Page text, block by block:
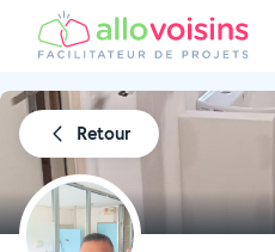
Retour